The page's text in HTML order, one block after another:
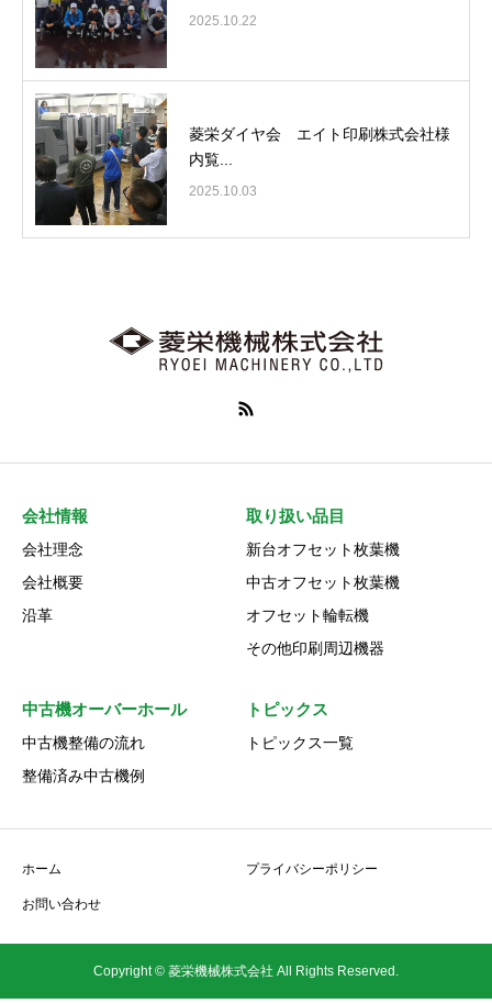
2025.10.22
菱栄ダイヤ会 エイト印刷株式会社様
内覧...
2025.10.03
会社情報
会社理念
会社概要
沿革
取り扱い品目
新台オフセット枚葉機
中古オフセット枚葉機
オフセット輪転機
その他印刷周辺機器
中古機オーバーホール
中古機整備の流れ
整備済み中古機例
トピックス
トピックス一覧
ホーム プライバシーポリシー
お問い合わせ
Copyright © 菱栄機械株式会社 All Rights Reserved.